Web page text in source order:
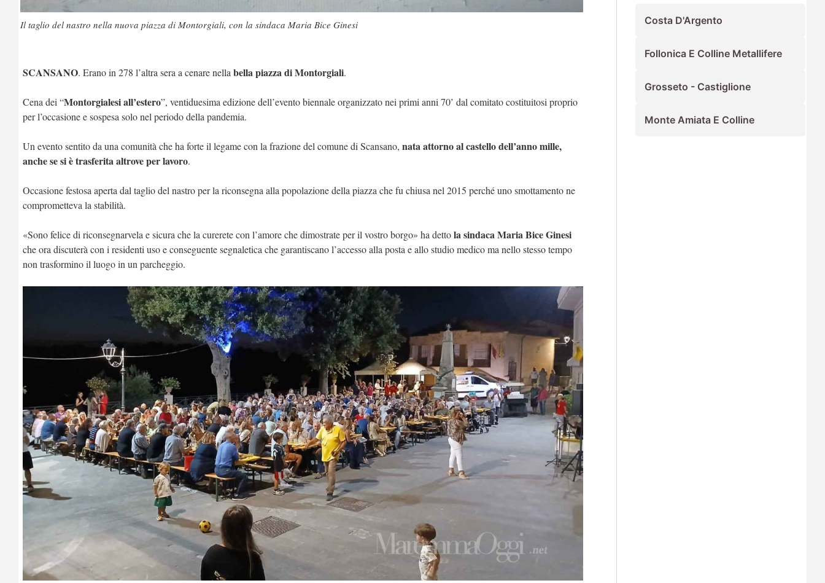
Il taglio del nastro nella nuova piazza di Montorgiali, con la sindaca Maria Bice Ginesi
SCANSANO. Erano in 278 l’altra sera a cenare nella bella piazza di Montorgiali.
Cena dei “Montorgialesi all’estero”, ventiduesima edizione dell’evento biennale organizzato nei primi anni 70’ dal comitato costituitosi proprio
per l’occasione e sospesa solo nel periodo della pandemia.
Un evento sentito da una comunità che ha forte il legame con la frazione del comune di Scansano, nata attorno al castello dell’anno mille,
anche se si è trasferita altrove per lavoro.
Occasione festosa aperta dal taglio del nastro per la riconsegna alla popolazione della piazza che fu chiusa nel 2015 perché uno smottamento ne
comprometteva la stabilità.
«Sono felice di riconsegnarvela e sicura che la curerete con l’amore che dimostrate per il vostro borgo» ha dettola sindaca Maria Bice Ginesi
che ora discuterà con i residenti uso e conseguente segnaletica che garantiscano l’accesso alla posta e allo studio medico ma nello stesso tempo
non trasformino il luogo in un parcheggio.
Costa D'Argento
Follonica E Colline Metallifere
Grosseto - Castiglione
Monte Amiata E Colline